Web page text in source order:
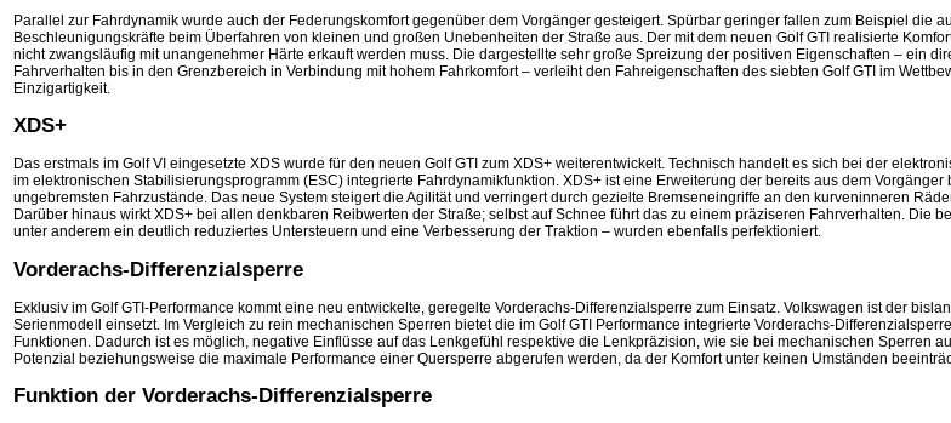
Parallel zur Fahrdynamik wurde auch der Federungskomfort gegenüber dem Vorgänger gesteigert. Spürbar geringer fallen zum Beispiel die
Beschleunigungskräfte beim Überfahren von kleinen und großen Unebenheiten der Straße aus. Der mit dem neuen Golf GTI realisierte
nicht zwangsläufig mit unangenehmer Härte erkauft werden muss. Die dargestellte sehr große Spreizung der positiven Eigenschaften – ein
Fahrverhalten bis in den Grenzbereich in Verbindung mit hohem Fahrkomfort – verleiht den Fahreigenschaften des siebten Golf GTI im
Einzigartigkeit.
XDS+
Das erstmals im Golf VI eingesetzte XDS wurde für den neuen Golf GTI zum XDS+ weiterentwickelt. Technisch handelt es sich bei der
im elektronischen Stabilisierungsprogramm (ESC) integrierte Fahrdynamikfunktion. XDS+ ist eine Erweiterung der bereits aus dem Vorgänger
ungebremsten Fahrzustände. Das neue System steigert die Agilität und verringert durch gezielte Bremseneingriffe an den kurveninneren
Darüber hinaus wirkt XDS+ bei allen denkbaren Reibwerten der Straße; selbst auf Schnee führt das zu einem präziseren Fahrverhalten. Die
unter anderem ein deutlich reduziertes Untersteuern und eine Verbesserung der Traktion – wurden ebenfalls perfektioniert.
Vorderachs-Differenzialsperre
Exklusiv im Golf GTI-Performance kommt eine neu entwickelte, geregelte Vorderachs-Differenzialsperre zum Einsatz. Volkswagen ist der
Serienmodell einsetzt. Im Vergleich zu rein mechanischen Sperren bietet die im Golf GTI Performance integrierte Vorderachs-
Funktionen. Dadurch ist es möglich, negative Einflüsse auf das Lenkgefühl respektive die Lenkpräzision, wie sie bei mechanischen Sperren
Potenzial beziehungsweise die maximale Performance einer Quersperre abgerufen werden, da der Komfort unter keinen Umständen
Funktion der Vorderachs-Differenzialsperre